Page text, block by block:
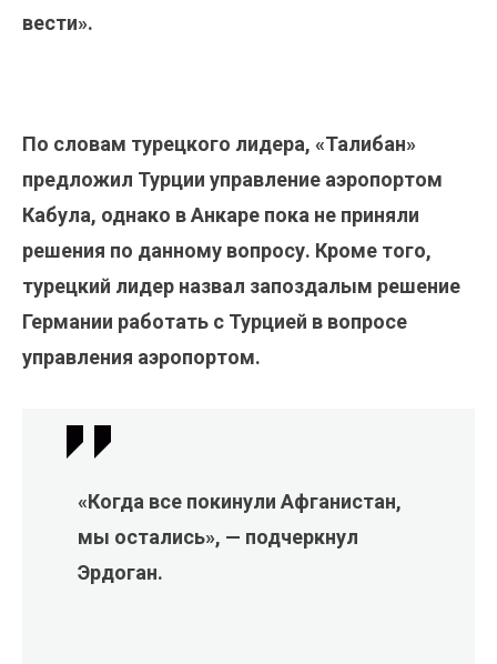
вести».
По словам турецкого лидера, «Талибан»
предложил Турции управление аэропортом
Кабула, однако в Анкаре пока не приняли
решения по данному вопросу. Кроме того,
турецкий лидер назвал запоздалым решение
Германии работать с Турцией в вопросе
управления аэропортом.
«Когда все покинули Афганистан,
мы остались», — подчеркнул
Эрдоган.